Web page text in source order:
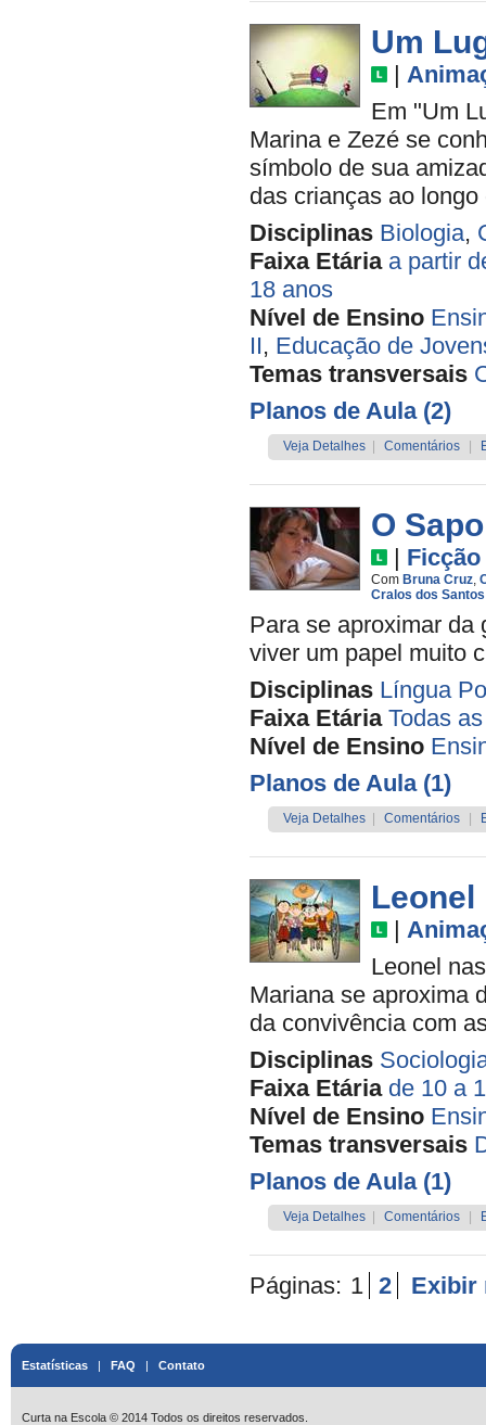
Um
|
Em "Um
Marina e Zezé se
símbolo de sua
das crianças ao
Disciplinas Biologia,
Faixa Etária a partir
18 anos
Nível de Ensino
II, Educação de
Temas transversais
Planos de Aula (2)
Veja Detalhes Comentários
O Sapo
| Ficção
Com Bruna Cruz,
Cralos dos Santos
Para se aproximar da
viver um papel muito
Disciplinas Língua
Faixa Etária Todas
Nível de Ensino
Planos de Aula (1)
Veja Detalhes Comentários
Leonel
|
Leonel
Mariana se aproxima
da convivência com
Disciplinas
Faixa Etária de 10 a
Nível de Ensino
Temas transversais
Planos de Aula (1)
Veja Detalhes Comentários
Páginas: 1 2 Exibir
Estatísticas | FAQ | Contato
Curta na Escola © 2014 Todos os direitos reservados.